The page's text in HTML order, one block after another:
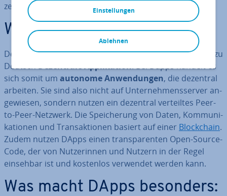
zentrale Rolle spielen.
Was sind DApps?
Der Begriff DApp steht für „De­cen­tra­li­sed Ap­pli­ca­ti­on“, zu
DeutschDe­zen­tra­le Ap­pli­ka­ti­on. Bei Dapps handelt es
sich somit um autonome An­wen­dun­gen, die dezentral
arbeiten. Sie sind also nicht auf Un­ter­neh­mens­ser­ver an­
ge­wie­sen, sondern nutzen ein dezentral ver­teil­tes Peer-
to-Peer-Netzwerk. Die Spei­che­rung von Daten, Kom­mu­ni­
ka­tio­nen und Trans­ak­tio­nen basiert auf einer Block­chain.
Zudem nutzen DApps einen trans­pa­ren­ten Open-Source-
Code, der von Nut­ze­rin­nen und Nutzern in der Regel
einsehbar ist und kostenlos verwendet werden kann.
Was macht DApps besonders:
Ablehnen
Einstellungen